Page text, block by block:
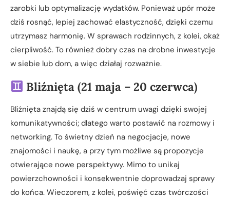
zarobki lub optymalizację wydatków. Ponieważ upór może
dziś rosnąć, lepiej zachować elastyczność, dzięki czemu
utrzymasz harmonię. W sprawach rodzinnych, z kolei, okaż
cierpliwość. To również dobry czas na drobne inwestycje
w siebie lub dom, a więc działaj rozważnie.
Bliźnięta (21 maja – 20 czerwca)
Bliźnięta znajdą się dziś w centrum uwagi dzięki swojej
komunikatywności; dlatego warto postawić na rozmowy i
networking. To świetny dzień na negocjacje, nowe
znajomości i naukę, a przy tym możliwe są propozycje
otwierające nowe perspektywy. Mimo to unikaj
powierzchowności i konsekwentnie doprowadzaj sprawy
do końca. Wieczorem, z kolei, poświęć czas twórczości